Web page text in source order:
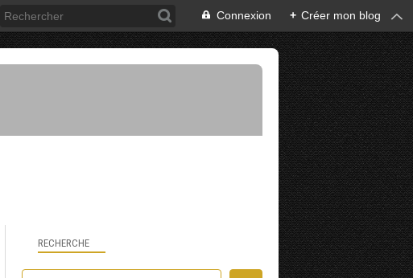
Connexion + Créer mon blog
RECHERCHE